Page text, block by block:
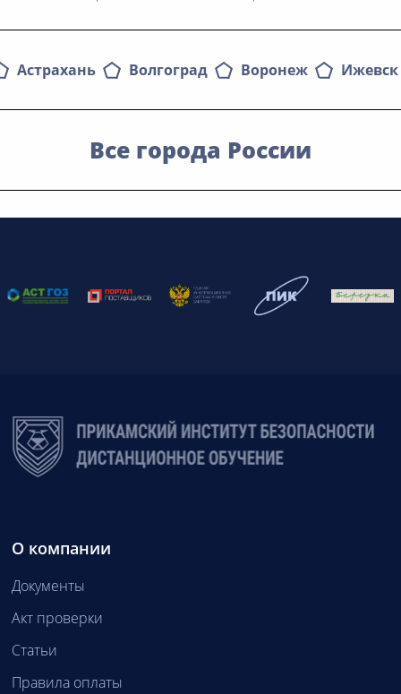
Астрахань Волгоград Воронеж Ижевск
Все города России
О компании
Документы
Акт проверки
Статьи
Правила оплаты